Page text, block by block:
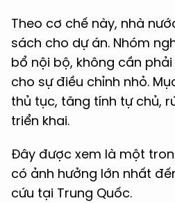
Theo cơ chế này, nhà
sách cho dự án. Nhóm
bổ nội bộ, không cần
cho sự điều chỉnh nhỏ.
thủ tục, tăng tính tự chủ,
triển khai.
Đây được xem là một
có ảnh hưởng lớn nhất
cứu tại Trung Quốc.